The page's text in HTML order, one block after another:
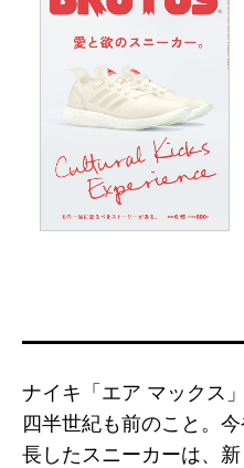
ナイキ「エア マックス
四半世紀も前のこと。
長したスニーカーは、